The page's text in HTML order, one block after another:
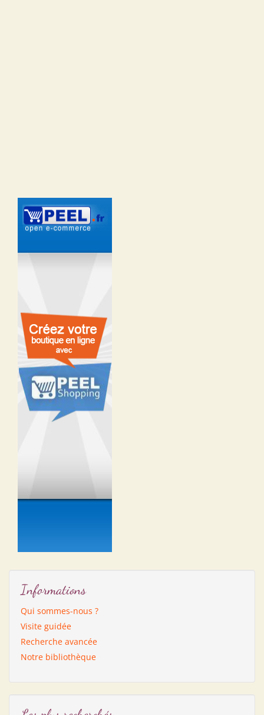
Informations
Qui sommes-nous ?
Visite guidée
Recherche avancée
Notre bibliothèque